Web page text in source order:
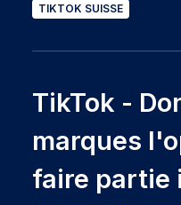
TIKTOK SUISSE
TikTok -
marques
faire partie